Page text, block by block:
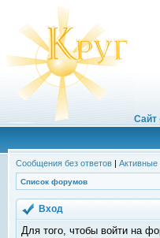
Сайт
Сообщения без ответов |
Список форумов
Вход
Для того, чтобы войти на